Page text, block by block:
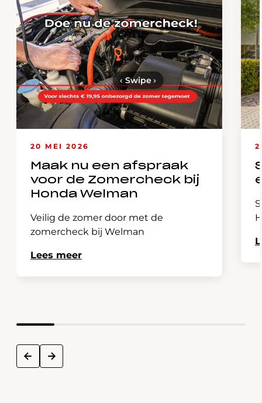
20 MEI 2026
Maak nu een afspraak
voor de Zomercheck bij
Honda Welman
Veilig de zomer door met de
zomercheck bij Welman
Lees meer
prev next
‹ Swipe›